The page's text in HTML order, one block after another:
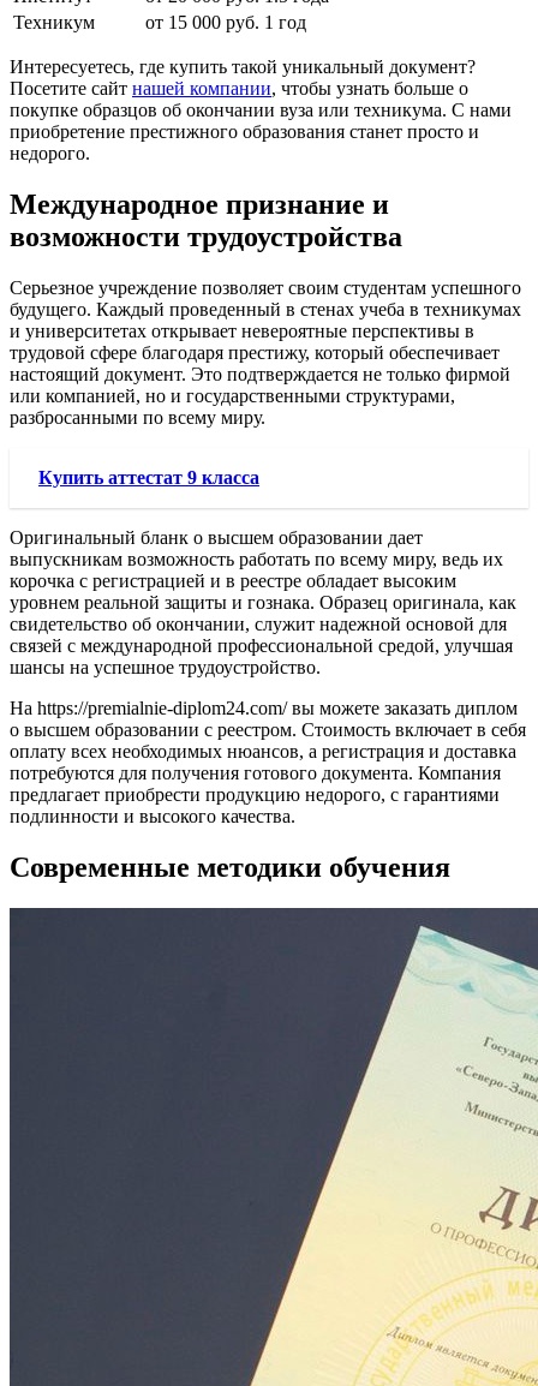
Техникум
от 15 000 руб. 1 год
Интересуетесь, где купить такой уникальный документ?
Посетите сайт нашей компании, чтобы узнать больше о
покупке образцов об окончании вуза или техникума. С нами
приобретение престижного образования станет просто и
недорого.
Международное признание и
возможности трудоустройства
Серьезное учреждение позволяет своим студентам успешного
будущего. Каждый проведенный в стенах учеба в техникумах
и университетах открывает невероятные перспективы в
трудовой сфере благодаря престижу, который обеспечивает
настоящий документ. Это подтверждается не только фирмой
или компанией, но и государственными структурами,
разбросанными по всему миру.
Купить аттестат 9 класса
Оригинальный бланк о высшем образовании дает
выпускникам возможность работать по всему миру, ведь их
корочка с регистрацией и в реестре обладает высоким
уровнем реальной защиты и гознака. Образец оригинала, как
свидетельство об окончании, служит надежной основой для
связей с международной профессиональной средой, улучшая
шансы на успешное трудоустройство.
На https://premialnie-diplom24.com/ вы можете заказать диплом
о высшем образовании с реестром. Стоимость включает в себя
оплату всех необходимых нюансов, а регистрация и доставка
потребуются для получения готового документа. Компания
предлагает приобрести продукцию недорого, с гарантиями
подлинности и высокого качества.
Современные методики обучения